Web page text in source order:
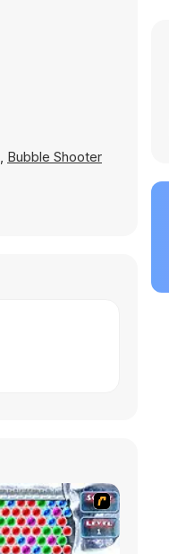
, Bubble Shooter